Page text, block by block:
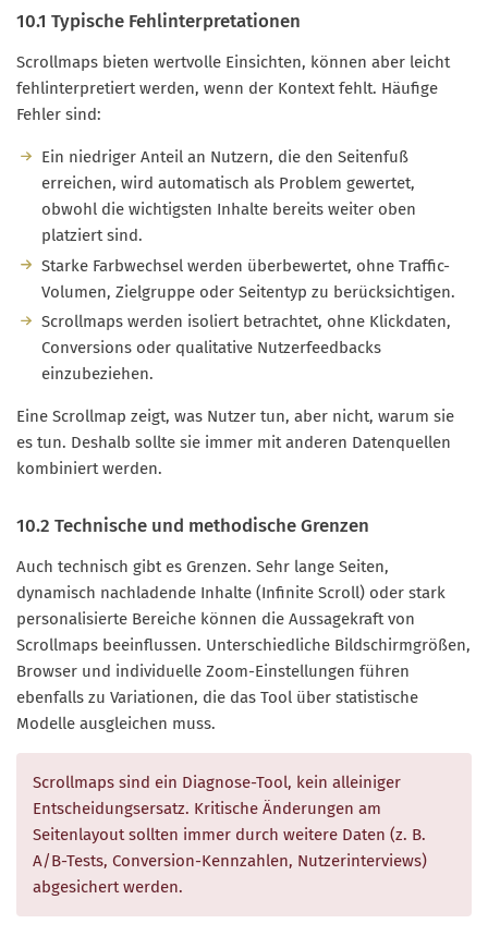
10.1 Typische Fehlinterpretationen
Scrollmaps bieten wertvolle Einsichten, können aber leicht
fehlinterpretiert werden, wenn der Kontext fehlt. Häufige
Fehler sind:
Ein niedriger Anteil an Nutzern, die den Seitenfuß
erreichen, wird automatisch als Problem gewertet,
obwohl die wichtigsten Inhalte bereits weiter oben
platziert sind.
Starke Farbwechsel werden überbewertet, ohne Traffic-
Volumen, Zielgruppe oder Seitentyp zu berücksichtigen.
Scrollmaps werden isoliert betrachtet, ohne Klickdaten,
Conversions oder qualitative Nutzerfeedbacks
einzubeziehen.
Eine Scrollmap zeigt, was Nutzer tun, aber nicht, warum sie
es tun. Deshalb sollte sie immer mit anderen Datenquellen
kombiniert werden.
10.2 Technische und methodische Grenzen
Auch technisch gibt es Grenzen. Sehr lange Seiten,
dynamisch nachladende Inhalte (Infinite Scroll) oder stark
personalisierte Bereiche können die Aussagekraft von
Scrollmaps beeinflussen. Unterschiedliche Bildschirmgrößen,
Browser und individuelle Zoom-Einstellungen führen
ebenfalls zu Variationen, die das Tool über statistische
Modelle ausgleichen muss.
Scrollmaps sind ein Diagnose-Tool, kein alleiniger
Entscheidungsersatz. Kritische Änderungen am
Seitenlayout sollten immer durch weitere Daten (z. B.
A/B-Tests, Conversion-Kennzahlen, Nutzerinterviews)
abgesichert werden.